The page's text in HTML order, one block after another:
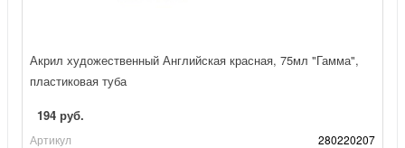
Акрил художественный Английская красная, 75мл "Гамма",
пластиковая туба
194 руб.
Артикул
280220207